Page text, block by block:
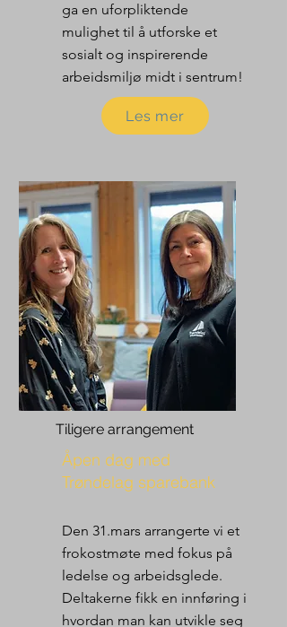
ga en uforpliktende
mulighet til å utforske et
sosialt og inspirerende
arbeidsmiljø midt i sentrum!
Les mer
Tiligere arrangement
Åpen dag med
Trøndelag sparebank
Den 31.mars arrangerte vi et
frokostmøte med fokus på
ledelse og arbeidsglede.
Deltakerne fikk en innføring i
hvordan man kan utvikle seg